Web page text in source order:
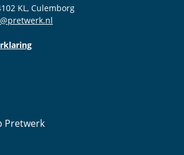
KL, Culemborg
Pretwerk